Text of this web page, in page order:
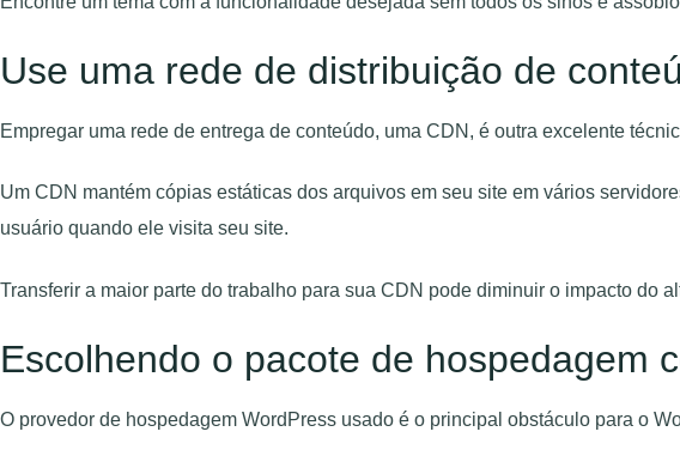
Use uma rede de distribuição de
Empregar uma rede de entrega de conteúdo, uma CDN, é outra excelente
Um CDN mantém cópias estáticas dos arquivos em seu site em vários
usuário quando ele visita seu site.
Transferir a maior parte do trabalho para sua CDN pode diminuir o impacto do
Escolhendo o pacote de hospedagem
O provedor de hospedagem WordPress usado é o principal obstáculo para o